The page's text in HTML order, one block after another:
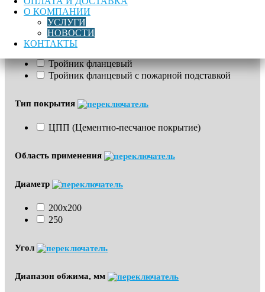
О КОМПАНИИ
УСЛУГИ
НОВОСТИ
КОНТАКТЫ
Бренд
Тип
Тройник фланцевый
Тройник фланцевый с пожарной подставкой
Тип покрытия
ЦПП (Цементно-песчаное покрытие)
Область применения
Диаметр
200х200
250
Угол
Диапазон обжима, мм